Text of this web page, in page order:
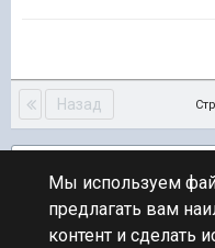
Назад
ПЕРЕЙТИ К СПИСКУ ТЕМ
Предложения по
Мы используем
предлагать вам
контент и сделать